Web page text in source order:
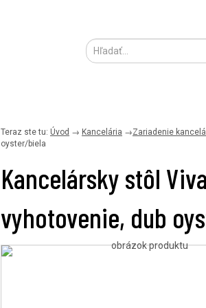
Teraz ste tu: Úvod → Kancelária →Zariadenie
oyster/biela
Kancelársky stôl
vyhotovenie, dub